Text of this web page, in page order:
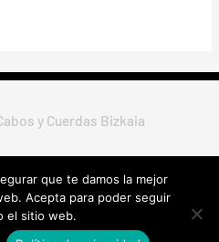
y Cuerdas Bizkaia
de Cookies |Aviso Legal|Envío,
que te damos la mejor
Acepta para poder seguir
el sitio web.